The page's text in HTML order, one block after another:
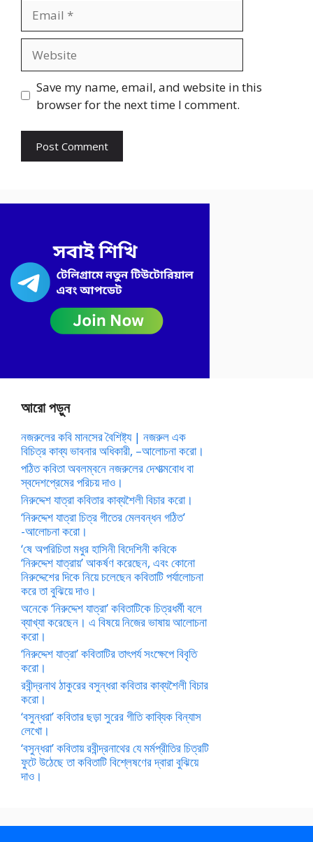
Save my name, email, and website in this
browser for the next time I comment.
আরো পড়ুন
নজরুলের কবি মানসের বৈশিষ্ট্য | নজরুল এক
বিচিত্র কাব্য ভাবনার অধিকারী, –আলোচনা করো।
পঠিত কবিতা অবলম্বনে নজরুলের দেশাত্মবোধ বা
স্বদেশপ্রেমের পরিচয় দাও।
নিরুদ্দেশ যাত্রা কবিতার কাব্যশৈলী বিচার করো।
‘নিরুদ্দেশ যাত্রা চিত্র গীতের মেলবন্ধন গঠিত’
-আলোচনা করো।
‘ষে অপরিচিতা মধুর হাসিনী বিদেশিনী কবিকে
‘নিরুদ্দেশ যাত্রায়’ আকর্ষণ করেছেন, এবং কোনো
নিরুদ্দেশের দিকে নিয়ে চলেছেন কবিতাটি পর্যালোচনা
করে তা বুঝিয়ে দাও।
অনেকে ‘নিরুদ্দেশ যাত্রা’ কবিতাটিকে চিত্রধর্মী বলে
ব্যাখ্যা করেছেন। এ বিষয়ে নিজের ভাষায় আলোচনা
করো।
‘নিরুদ্দেশ যাত্রা’ কবিতাটির তাৎপর্য সংক্ষেপে বিবৃতি
করো।
রবীন্দ্রনাথ ঠাকুরের বসুন্ধরা কবিতার কাব্যশৈলী বিচার
করো।
‘বসুন্ধরা’ কবিতার ছড়া সুরের গীতি কাব্যিক বিন্যাস
লেখো।
‘বসুন্ধরা’ কবিতায় রবীন্দ্রনাথের যে মর্মপ্রীতির চিত্রটি
ফুটে উঠেছে তা কবিতাটি বিশ্লেষণের দ্বারা বুঝিয়ে
দাও।